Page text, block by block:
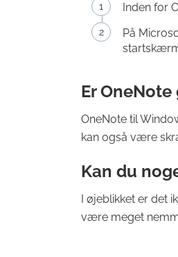
Inden for
På
Er
OneNote til
kan også være
Kan du
I øjeblikket er det
være meget